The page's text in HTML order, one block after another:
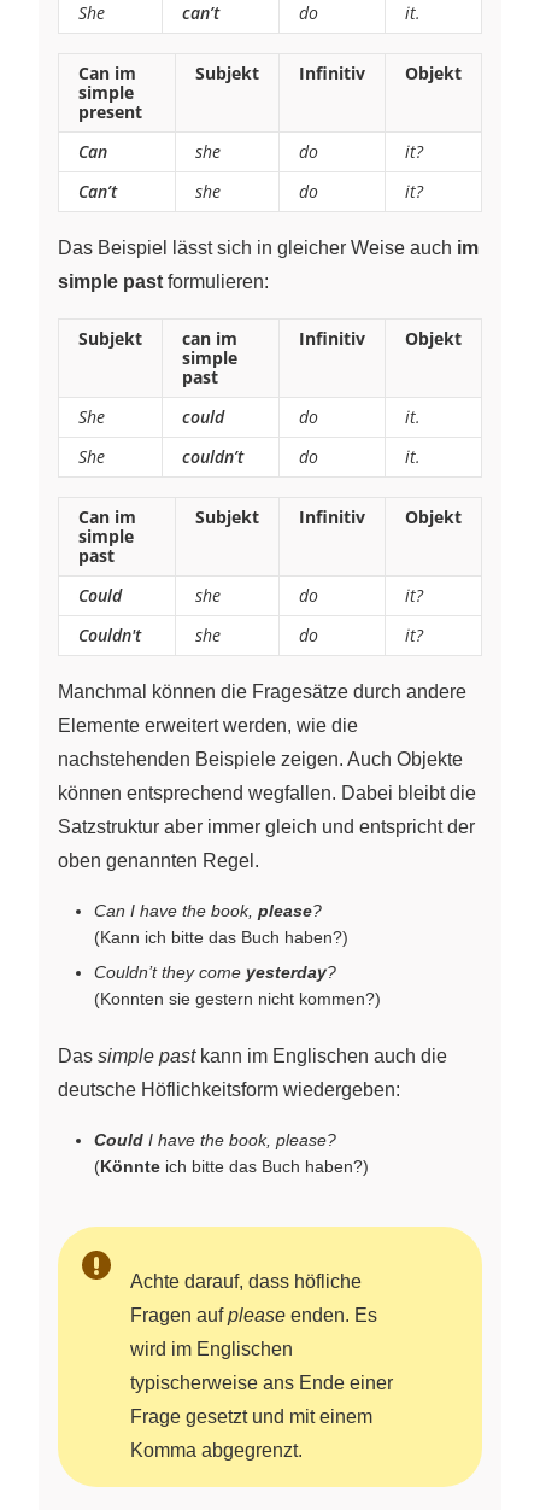
She
can’t do it.
Can im
simple
present
Subjekt Infinitiv Objekt
Can she do
it?
Can’t
she do it?
Das Beispiel lässt sich in gleicher Weise auch im
simple past formulieren:
Subjekt
can im
simple
past
Infinitiv Objekt
She could do
it.
She
couldn’t do it.
Can im
simple
past
Subjekt Infinitiv Objekt
Could she do
it?
Couldn't
she do it?
Manchmal können die Fragesätze durch andere
Elemente erweitert werden, wie die
nachstehenden Beispiele zeigen. Auch Objekte
können entsprechend wegfallen. Dabei bleibt die
Satzstruktur aber immer gleich und entspricht der
oben genannten Regel.
Can I have the book, please?
(Kann ich bitte das Buch haben?)
Couldn’t they come yesterday?
(Konnten sie gestern nicht kommen?)
Das simple pastkann im Englischen auch die
deutsche Höflichkeitsform wiedergeben:
Could I have the book, please?
(Könnte ich bitte das Buch haben?)
Achte darauf, dass höfliche
Fragen aufplease enden. Es
wird im Englischen
typischerweise ans Ende einer
Frage gesetzt und mit einem
Komma abgegrenzt.